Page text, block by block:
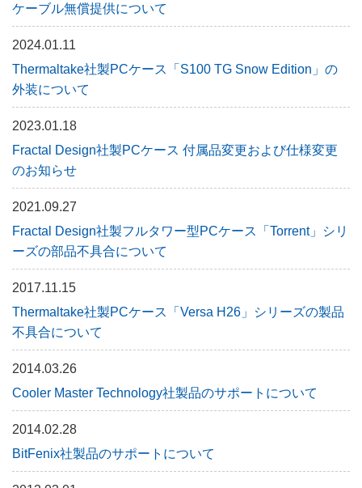
ケーブル無償提供について
2024.01.11
Thermaltake社製PCケース「S100 TG Snow Edition」の
外装について
2023.01.18
Fractal Design社製PCケース 付属品変更および仕様変更
のお知らせ
2021.09.27
Fractal Design社製フルタワー型PCケース「Torrent」シリ
ーズの部品不具合について
2017.11.15
Thermaltake社製PCケース「Versa H26」シリーズの製品
不具合について
2014.03.26
Cooler Master Technology社製品のサポートについて
2014.02.28
BitFenix社製品のサポートについて